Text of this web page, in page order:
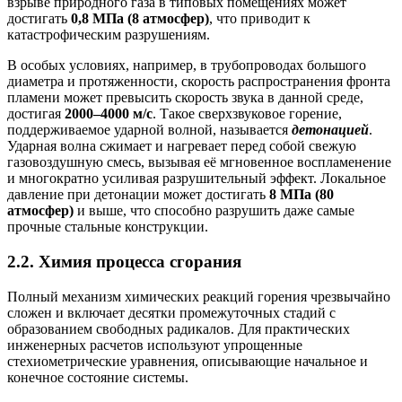
достигать 0,8 МПа (8 атмосфер), что приводит к
катастрофическим разрушениям.
В особых условиях, например, в трубопроводах большого
диаметра и протяженности, скорость распространения фронта
пламени может превысить скорость звука в данной среде,
достигая 2000–4000 м/с. Такое сверхзвуковое горение,
поддерживаемое ударной волной, называется детонацией.
Ударная волна сжимает и нагревает перед собой свежую
газовоздушную смесь, вызывая её мгновенное воспламенение
и многократно усиливая разрушительный эффект. Локальное
давление при детонации может достигать 8 МПа (80
атмосфер) и выше, что способно разрушить даже самые
прочные стальные конструкции.
2.2. Химия процесса сгорания
Полный механизм химических реакций горения чрезвычайно
сложен и включает десятки промежуточных стадий с
образованием свободных радикалов. Для практических
инженерных расчетов используют упрощенные
стехиометрические уравнения, описывающие начальное и
конечное состояние системы.